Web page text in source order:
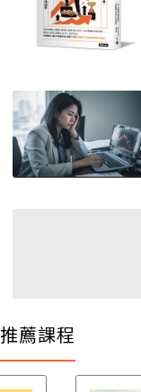
推薦課程